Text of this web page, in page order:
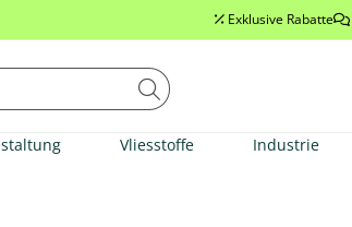
Exklusive Rabatte
Vliesstoffe Industrie